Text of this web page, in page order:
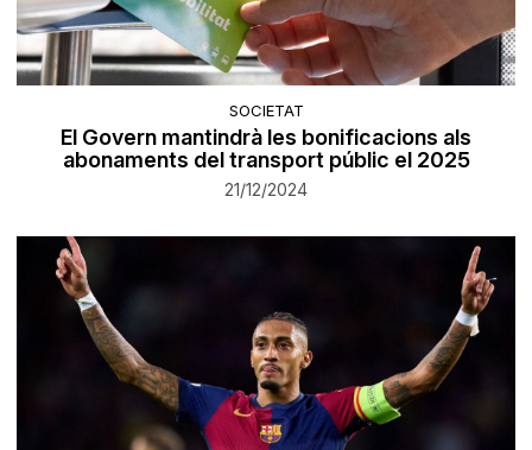
SOCIETAT
El Govern mantindrà les bonificacions als
abonaments del transport públic el 2025
21/12/2024